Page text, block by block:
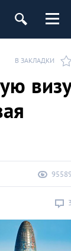
В ЗАКЛАДКИ